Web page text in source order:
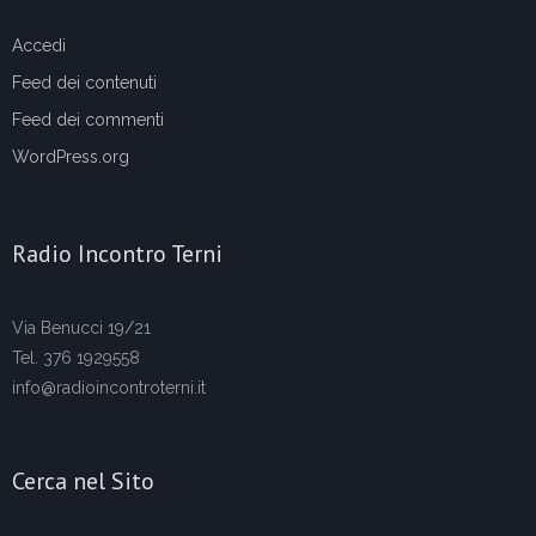
Accedi
Feed dei contenuti
Feed dei commenti
WordPress.org
Radio Incontro Terni
Via Benucci 19/21
Tel. 376 1929558
info@radioincontroterni.it
Cerca nel Sito